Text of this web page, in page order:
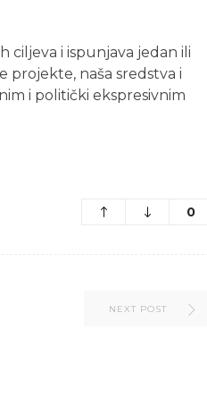
ciljeva i ispunjava jedan ili
projekte, naša sredstva i
i politički ekspresivnim
0
NEXT POST